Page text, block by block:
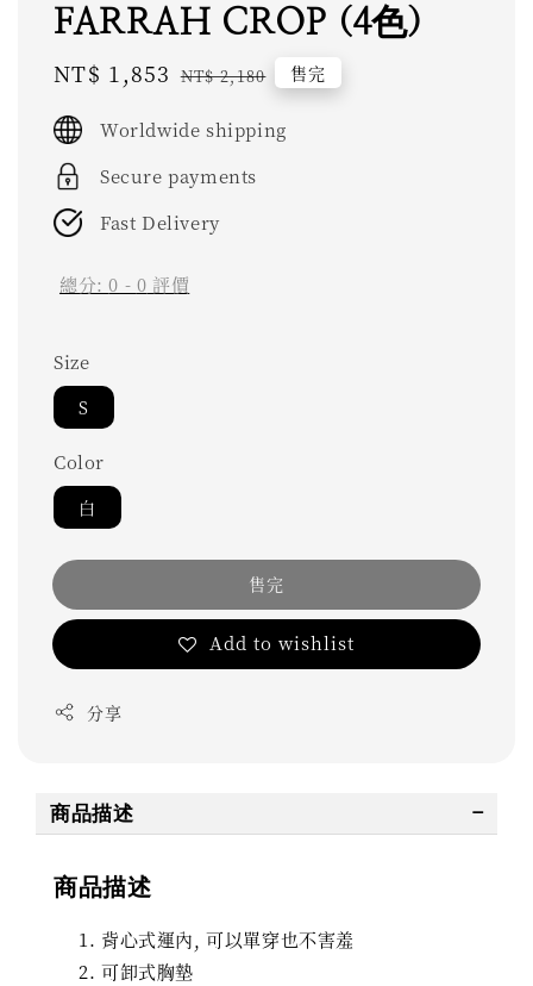
FARRAH CROP (4色)
Sale
NT$ 1,853 Regular
NT$ 2,180 售完
Worldwide shipping
Secure payments
Fast Delivery
總分:0 - 0 評價
Size
S
Color
白
售完
Add to wishlist
分享
商品描述
商品描述
背心式運內, 可以單穿也不害羞
可卸式胸墊